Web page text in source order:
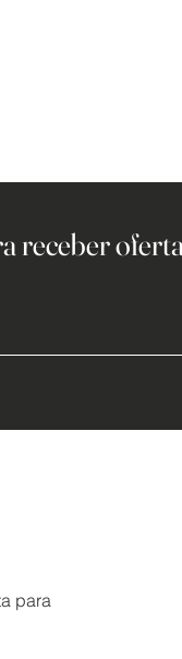
receber
para